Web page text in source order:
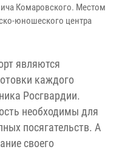
Комаровского. Местом
юношеского центра
являются
каждого
Росгвардии.
необходимы для
посягательств. А
своего